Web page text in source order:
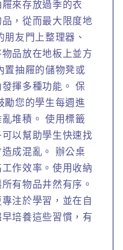
來存放過季的衣
，從而最大限度地
友門上整理器、
品放在地板上並方
置抽屜的儲物凳或
揮多種功能。 保
勵您的學生每週進
堆積。 使用標籤
以幫助學生快速找
成混亂。 辦公桌
作效率。使用收納
有物品井然有序。
注於學習，並在自
培養這些習慣，有